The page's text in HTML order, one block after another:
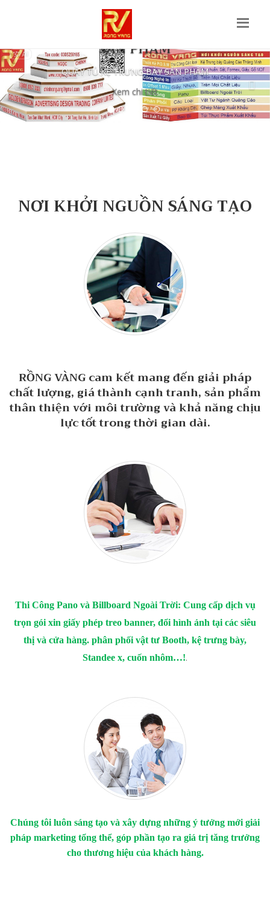
QUẦY TỦ KỆ TRƯNG BÀY
SẢN PHẨM
QUẦY TỦ KỆ TRƯNG BÀY SẢN PHẨM
Xem chi tiết
Previous
NƠI KHỞI NGUỒN SÁNG TẠO
RỒNG VÀNG cam kết mang đến giải pháp
chất lượng, giá thành cạnh tranh, sản phẩm
thân thiện với môi trường và khả năng chịu
lực tốt trong thời gian dài.
Thi Công Pano và Billboard Ngoài Trời: Cung cấp dịch vụ
trọn gói xin giấy phép treo banner, đổi hình ảnh tại các siêu
thị và cửa hàng. phân phối vật tư Booth, kệ trưng bày,
Standee x, cuốn nhôm…!.
Chúng tôi luôn sáng tạo và xây dựng những ý tưởng mới giải
pháp marketing tổng thể, góp phần tạo ra giá trị tăng trưởng
cho thương hiệu của khách hàng.